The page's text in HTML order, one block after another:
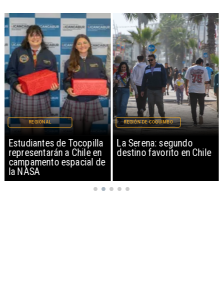
Estudiantes de Tocopilla
representarán a Chile en
campamento espacial de
la NASA
REGIONAL
La Serena: segundo
destino favorito en Chile
REGIÓN DE COQUIMBO